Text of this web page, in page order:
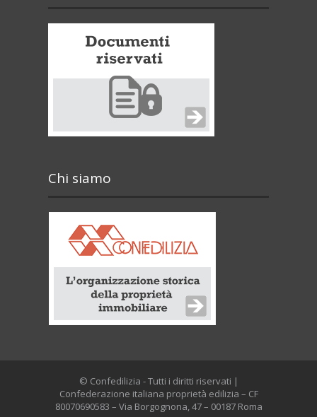
Chi siamo
© Confedilizia - Tutti i diritti riservati |
Confederazione italiana proprietà edilizia – CF
80070690583 – Via Borgognona, 47 – 00187 Roma